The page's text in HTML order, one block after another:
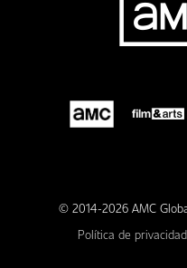
© 2014-2026 AMC
Política de privacidad